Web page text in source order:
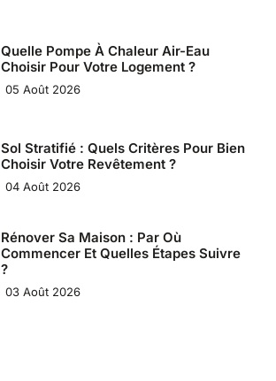
Quelle Pompe À Chaleur Air-Eau
Choisir Pour Votre Logement ?
05 Août 2026
Sol Stratifié : Quels Critères Pour Bien
Choisir Votre Revêtement ?
04 Août 2026
Rénover Sa Maison : Par Où
Commencer Et Quelles Étapes Suivre
?
03 Août 2026